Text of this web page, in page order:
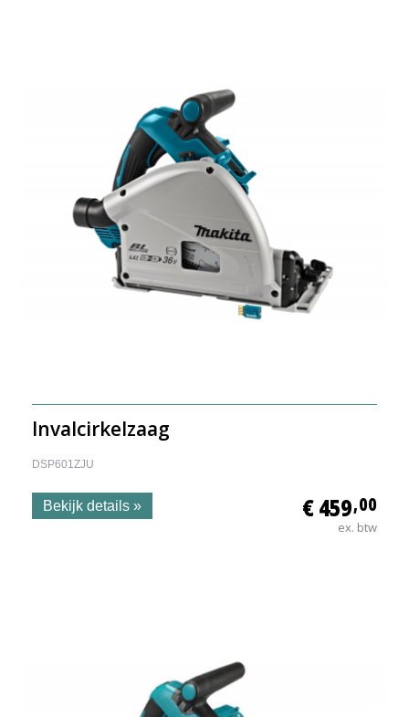
Invalcirkelzaag
DSP601ZJU
€ 459,00
ex. btw
Bekijk details »